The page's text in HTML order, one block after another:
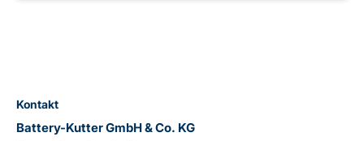
Kontakt
Battery-Kutter GmbH & Co. KG